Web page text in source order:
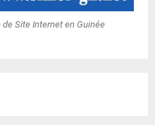
Site Internet en Guinée